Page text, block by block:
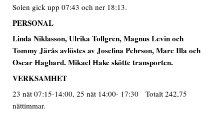
Solen gick upp 07:43 och ner 18:13.
PERSONAL
Linda Niklasson, Ulrika Tollgren, Magnus Levin och
Tommy Järås avlöstes av Josefina Pehrson, Marc Illa och
Oscar Hagbard. Mikael Hake skötte transporten.
VERKSAMHET
23 nät 07:15-14:00, 25 nät 14:00- 17:30 Totalt 242,75
nättimmar.